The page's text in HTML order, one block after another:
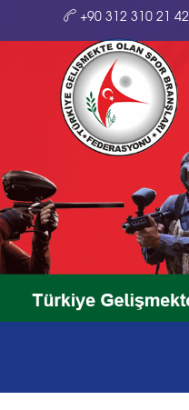
+90 312 310 21 42